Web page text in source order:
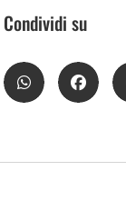
Condividi su